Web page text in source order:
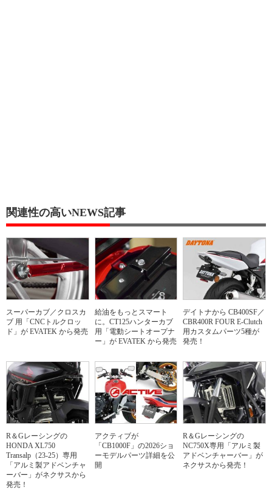
関連性の高いNEWS記事
スーパーカブ／クロスカ
ブ 用「CNCトルクロッ
ド」が EVATEK から発売
給油をもっとスマート
に。CT125ハンターカブ
用「電動シートオープナ
ー」が EVATEK から発売
デイトナから CB400SF／
CBR400R FOUR E-Clutch
用カスタムパーツ5種が
発売！
R＆Gレーシングの
HONDA XL750
Transalp（23-25）専用
「アルミ製アドベンチャ
ーバー」がネクサスから
発売！
アクティブが
「CB1000F」の2026ショ
ーモデルパーツ詳細を公
開
R＆Gレーシングの
NC750X専用「アルミ製
アドベンチャーバー」が
ネクサスから発売！